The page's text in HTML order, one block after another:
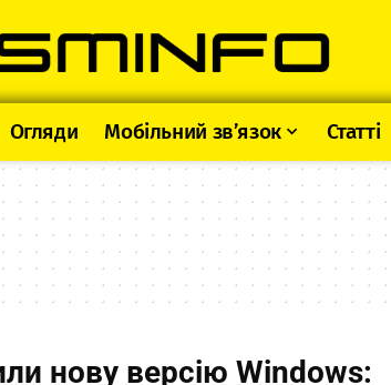
Огляди Мобільний зв’язок Статті
нову версію Windows: